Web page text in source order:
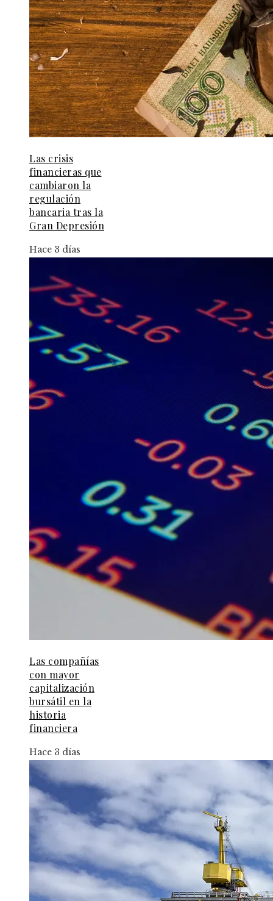
Las crisis
financieras que
cambiaron la
regulación
bancaria tras la
Gran Depresión
Hace 3 días
Las compañías
con mayor
capitalización
bursátil en la
historia
financiera
Hace 3 días